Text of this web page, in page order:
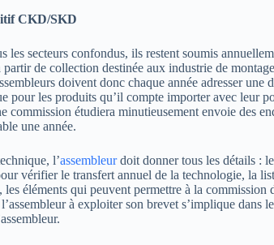
CKD/SKD
les secteurs confondus, ils restent soumis
de collection destinée aux industrie de
doivent donc chaque année adresser
pour les produits qu’il compte importer avec leur
commission étudiera minutieusement envoie des
une année.
l’assembleurdoit donner tous les détails :
vérifier le transfert annuel de la technologie, la
éléments qui peuvent permettre à la
à exploiter son brevet s’implique